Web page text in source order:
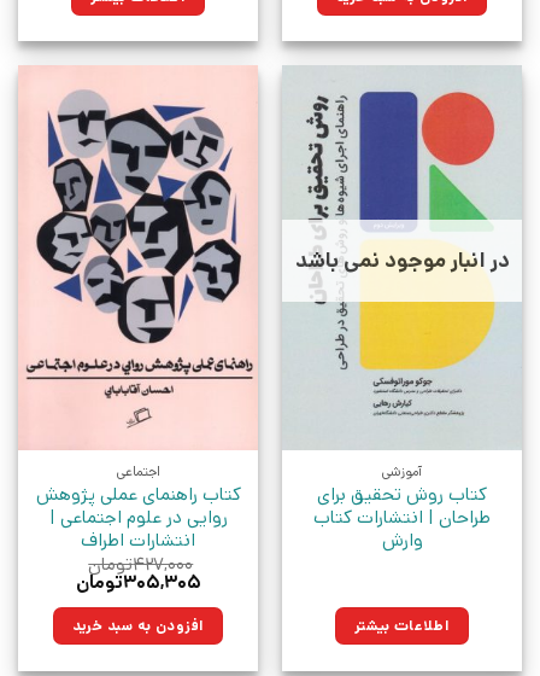
بود.
در انبار موجود نمی باشد
آموزشی
کتاب روش تحقیق برای
طراحان | انتشارات کتاب
وارش
اطلاعات بیشتر
اجتماعی
کتاب راهنمای عملی پژوهش
روایی در علوم اجتماعی |
انتشارات اطراف
۴۲۷,۰۰۰تومان
قیمت
۴۲۷,۰۰۰تومان
بود.
۳۰۵,۳۰۵تومان
۳۰۵,۳۰۵تومان. افزودن به سبد خرید